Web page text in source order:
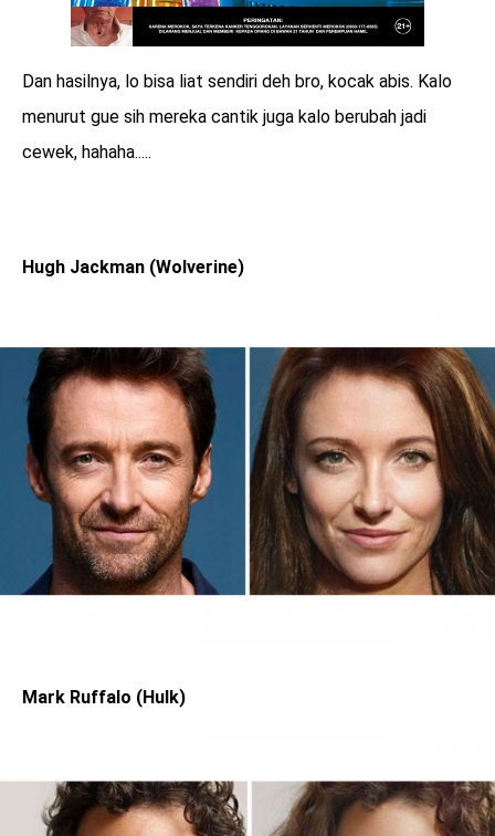
Dan hasilnya, lo bisa liat sendiri deh bro, kocak abis. Kalo
menurut gue sih mereka cantik juga kalo berubah jadi
cewek, hahaha.....
Hugh Jackman (Wolverine)
Mark Ruffalo (Hulk)